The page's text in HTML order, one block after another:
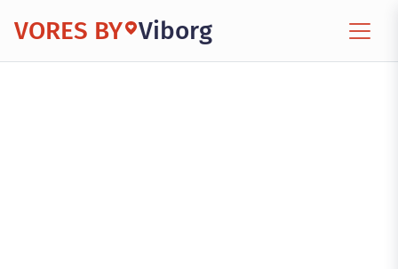
VORES BY Viborg